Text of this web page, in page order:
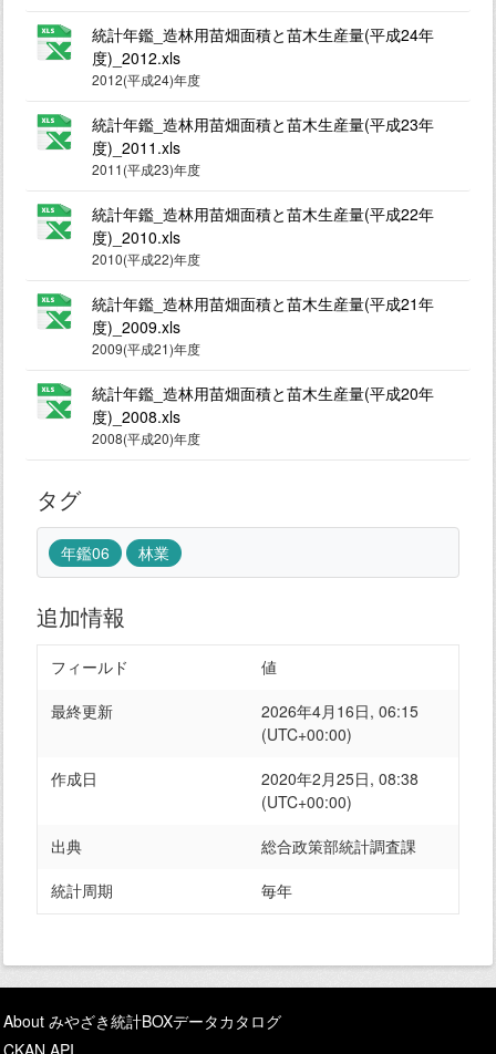
統計年鑑_造林用苗畑面積と苗木生産量(平成24年
度)_2012.xls
2012(平成24)年度
統計年鑑_造林用苗畑面積と苗木生産量(平成23年
度)_2011.xls
2011(平成23)年度
統計年鑑_造林用苗畑面積と苗木生産量(平成22年
度)_2010.xls
2010(平成22)年度
統計年鑑_造林用苗畑面積と苗木生産量(平成21年
度)_2009.xls
2009(平成21)年度
統計年鑑_造林用苗畑面積と苗木生産量(平成20年
度)_2008.xls
2008(平成20)年度
タグ
年鑑06 林業
追加情報
フィールド
値
最終更新
2026年4月16日, 06:15
(UTC+00:00)
作成日
2020年2月25日, 08:38
(UTC+00:00)
出典
総合政策部統計調査課
統計周期
毎年
About みやざき統計BOXデータカタログ
CKAN API